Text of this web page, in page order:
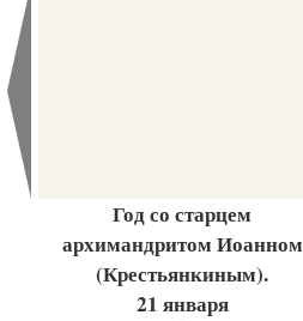
Год со старцем
архимандритом Иоанном
(Крестьянкиным).
21 января